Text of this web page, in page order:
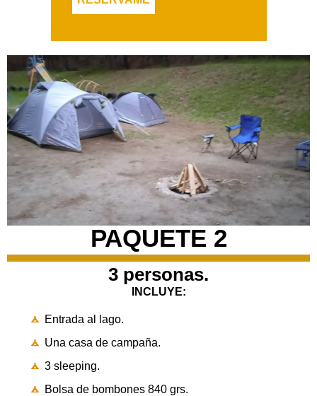
PAQUETE 2
3 personas.
INCLUYE:
Entrada al lago.
Una casa de campaña.
3 sleeping.
Bolsa de bombones 840 grs.